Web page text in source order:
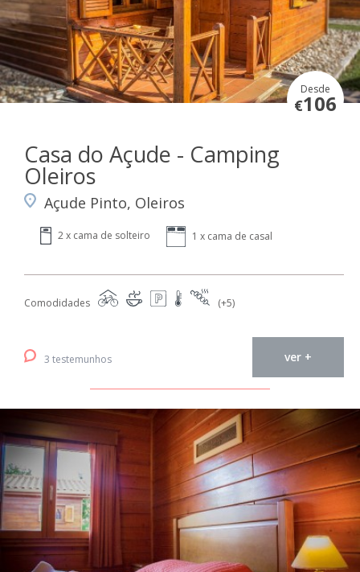
Desde
€106
Casa do Açude - Camping
Oleiros
Açude Pinto, Oleiros
2 x cama de solteiro 1 x cama de casal
Comodidades (+5)
3 testemunhos ver +